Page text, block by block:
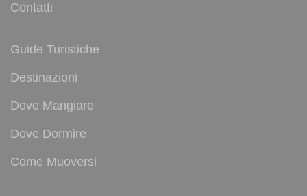
Contatti
Guide Turistiche
Destinazioni
Dove Mangiare
Dove Dormire
Come Muoversi